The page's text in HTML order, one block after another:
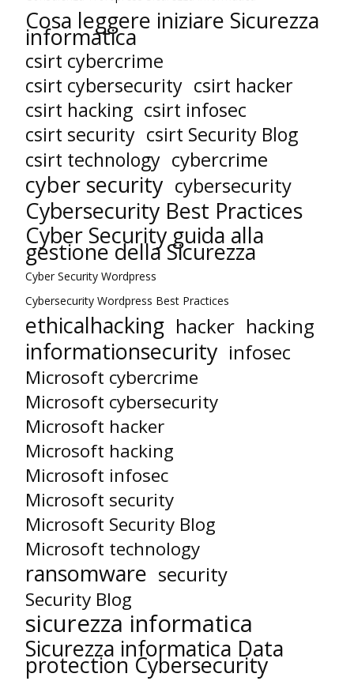
Cosa leggere iniziare Sicurezza
informatica
csirt cybercrime
csirt cybersecurity csirt hacker
csirt hacking csirt infosec
csirt security csirt Security Blog
csirt technology cybercrime
cyber security cybersecurity
Cybersecurity Best Practices
Cyber Security guida alla
gestione della Sicurezza
Cyber Security Wordpress
Cybersecurity Wordpress Best Practices
ethicalhacking hacker hacking
informationsecurity infosec
Microsoft cybercrime
Microsoft cybersecurity
Microsoft hacker
Microsoft hacking
Microsoft infosec
Microsoft security
Microsoft Security Blog
Microsoft technology
ransomware security
Security Blog
sicurezza informatica
Sicurezza informatica Data
protection Cybersecurity